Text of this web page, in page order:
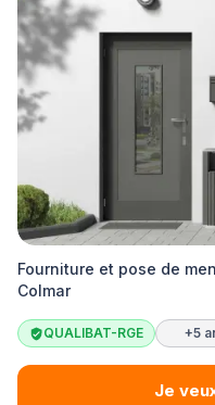
Fourniture et pose de
Colmar
QUALIBAT-RGE +5
Je